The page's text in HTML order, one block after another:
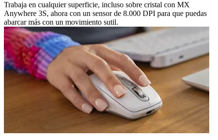
Trabaja en cualquier superficie, incluso sobre cristal con MX
Anywhere 3S, ahora con un sensor de 8.000 DPI para que puedas
abarcar más con un movimiento sutil.